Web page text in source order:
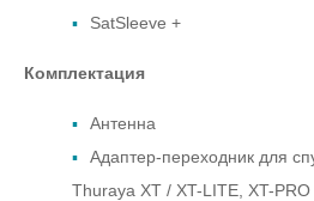
SatSleeve +
Комплектация
Антенна
Адаптер-переходник для
Thuraya XT / XT-LITE, XT-PRO